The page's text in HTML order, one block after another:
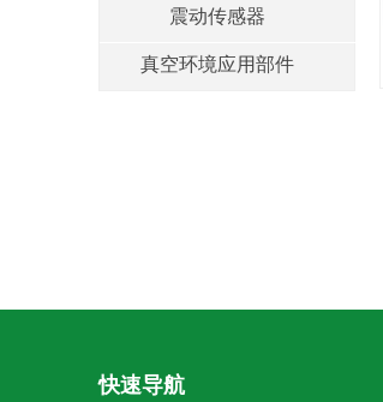
震动传感器
真空环境应用部件
快速导航